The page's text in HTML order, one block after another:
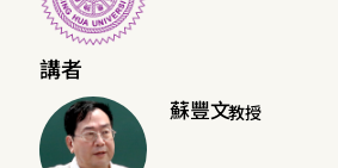
講者
蘇豐文教授